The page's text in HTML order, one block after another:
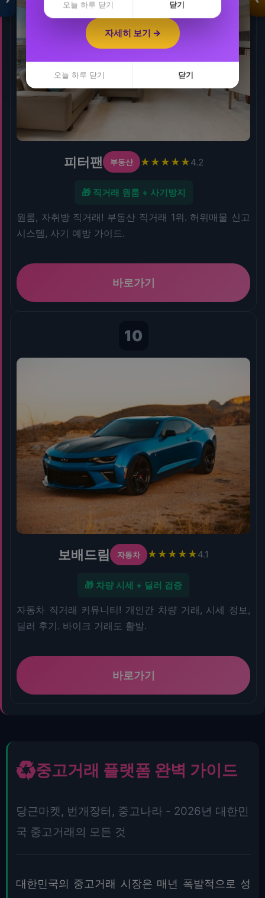
피터팬 부동산 ★★★★★4.2
🎁 직거래 원룸 + 사기방지
원룸, 자취방 직거래! 부동산 직거래 1위. 허위매물 신고
시스템, 사기 예방 가이드.
바로가기
10
보배드림 자동차 ★★★★★4.1
🎁 차량 시세 + 딜러 검증
자동차 직거래 커뮤니티! 개인간 차량 거래, 시세 정보,
딜러 후기. 바이크 거래도 활발.
바로가기
♻️중고거래 플랫폼 완벽 가이드
당근마켓, 번개장터, 중고나라 - 2026년 대한민
국 중고거래의 모든 것
대한민국의 중고거래 시장은 매년 폭발적으로 성
오늘 하루 닫기 닫기
자세히 보기 →
오늘 하루 닫기
자세히 보기 →
오늘 하루 닫기 닫기